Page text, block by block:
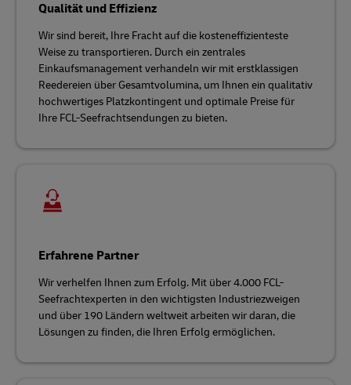
Qualität und Effizienz
Wir sind bereit, Ihre Fracht auf die kosteneffizienteste
Weise zu transportieren. Durch ein zentrales
Einkaufsmanagement verhandeln wir mit erstklassigen
Reedereien über Gesamtvolumina, um Ihnen ein qualitativ
hochwertiges Platzkontingent und optimale Preise für
Ihre FCL-Seefrachtsendungen zu bieten.
Erfahrene Partner
Wir verhelfen Ihnen zum Erfolg. Mit über 4.000 FCL-
Seefrachtexperten in den wichtigsten Industriezweigen
und über 190 Ländern weltweit arbeiten wir daran, die
Lösungen zu finden, die Ihren Erfolg ermöglichen.